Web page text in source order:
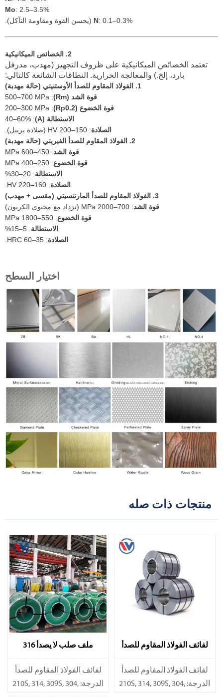
Mo: 2.5–3.5%
N: 0.1–0.3% (يحسن القوة ومقاومة التآكل).
2. الخصائص الميكانيكية
تعتمد الخصائص الميكانيكية على ظروف التجهيز (مهدب، مدرفل
بارد، إلخ.) والمعالجة الحرارية. النطاقات الشائعة كالتالي:
1. الفولاذ المقاوم للصدأ الأوستنيتي (حالة مهدبة)
قوة الشد (Rm)
: 500–700 MPa
قوة الخضوع (Rp0.2)
: 200–300 MPa
الاستطالة (A)
: 40–60%
الصلادة: 150–200 HV (صلادة برينل).
2. الفولاذ المقاوم للصدأ الفيريتي (حالة مهدبة)
قوة الشد: 450–600 MPa
قوة الخضوع: 250–400 MPa
الاستطالة: 20–30%
الصلادة: 160–220 HV.
3. الفولاذ المقاوم للصدأ المارتنسيتي (مقسى + مهدب)
قوة الشد: 700–2000 MPa (تزداد مع محتوى الكربون)
قوة الخضوع: 550–1800 MPa
الاستطالة: 5–15%
الصلادة: 35–60 HRC.
اختيار السطح
منتجات ذات صله
ملف صلب لا يصدأ 316
​لفائف الفولاذ المقاوم للصدأ
الدرجة: 210S, 314, 309S, 304,
لفائف الفولاذ المقاوم للصدأ
​لفائف الفولاذ المقاوم للصدأ
الدرجة: 210S, 314, 309S, 304,